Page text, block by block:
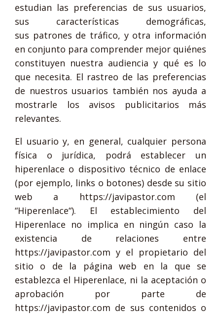
estudian las preferencias de sus usuarios,
sus características demográficas,
sus patrones de tráfico, y otra información
en conjunto para comprender mejor quiénes
constituyen nuestra audiencia y qué es lo
que necesita. El rastreo de las preferencias
de nuestros usuarios también nos ayuda a
mostrarle los avisos publicitarios más
relevantes.
El usuario y, en general, cualquier persona
física o jurídica, podrá establecer un
hiperenlace o dispositivo técnico de enlace
(por ejemplo, links o botones) desde su sitio
web a https://javipastor.com (el
“Hiperenlace“). El establecimiento del
Hiperenlace no implica en ningún caso la
existencia de relaciones entre
https://javipastor.com y el propietario del
sitio o de la página web en la que se
establezca el Hiperenlace, ni la aceptación o
aprobación por parte de
https://javipastor.com de sus contenidos o